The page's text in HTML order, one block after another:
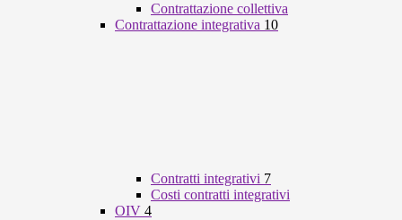
Contrattazione collettiva
Contrattazione integrativa 10
Contratti integrativi 7
Costi contratti integrativi
OIV 4